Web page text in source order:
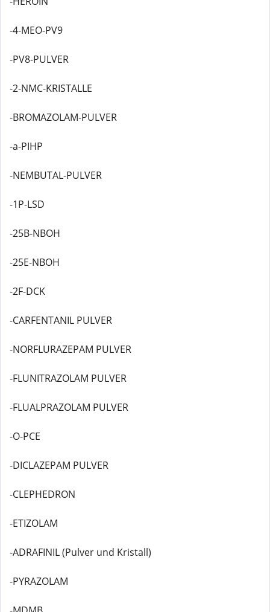
-4-MEO-PV9
-PV8-PULVER
-2-NMC-KRISTALLE
-BROMAZOLAM-PULVER
-a-PIHP
-NEMBUTAL-PULVER
-1P-LSD
-25B-NBOH
-25E-NBOH
-2F-DCK
-CARFENTANIL PULVER
-NORFLURAZEPAM PULVER
-FLUNITRAZOLAM PULVER
-FLUALPRAZOLAM PULVER
-O-PCE
-DICLAZEPAM PULVER
-CLEPHEDRON
-ETIZOLAM
-ADRAFINIL (Pulver und Kristall)
-PYRAZOLAM